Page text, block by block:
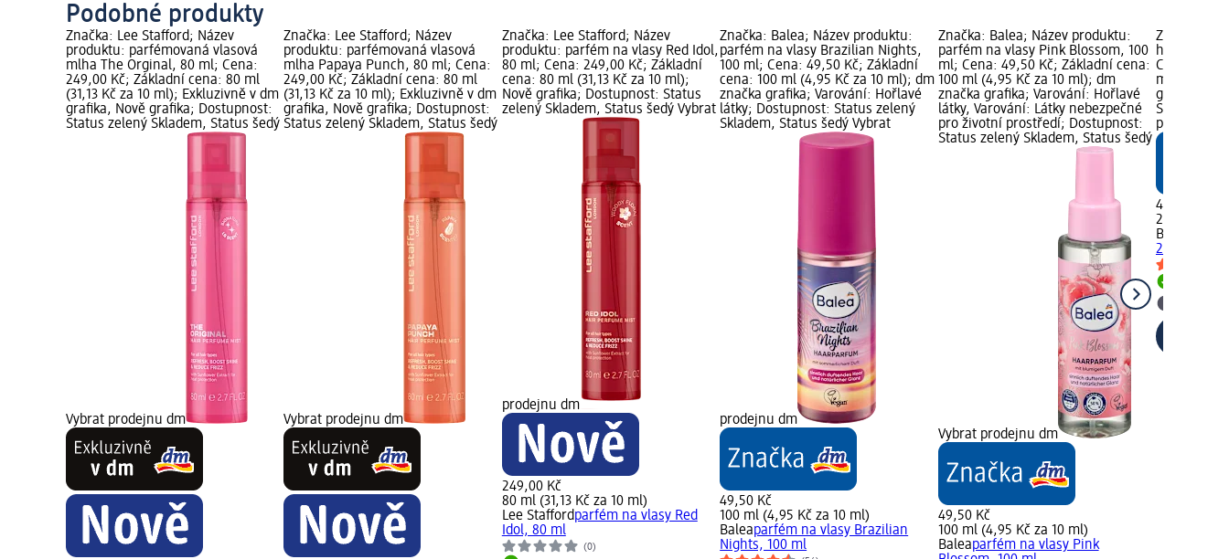
Podobné produkty
Značka: Lee Stafford; Název
produktu: parfémovaná vlasová
mlha The Orginal, 80 ml; Cena:
249,00 Kč; Základní cena: 80 ml
(31,13 Kč za 10 ml); Exkluzivně v dm
grafika, Nově grafika; Dostupnost:
Status zelený Skladem, Status šedý
Vybrat prodejnu dm
Značka: Lee Stafford; Název
produktu: parfémovaná vlasová
mlha Papaya Punch, 80 ml; Cena:
249,00 Kč; Základní cena: 80 ml
(31,13 Kč za 10 ml); Exkluzivně v dm
grafika, Nově grafika; Dostupnost:
Status zelený Skladem, Status šedý
Vybrat prodejnu dm
Značka: Lee Stafford; Název
produktu: parfém na vlasy Red Idol,
80 ml; Cena: 249,00 Kč; Základní
cena: 80 ml (31,13 Kč za 10 ml);
Nově grafika; Dostupnost: Status
zelený Skladem, Status šedý Vybrat
prodejnu dm
249,00 Kč
80 ml (31,13 Kč za 10 ml)
Lee Staffordparfém na vlasy Red
Idol, 80 ml
(0)
Značka: Balea; Název produktu:
parfém na vlasy Brazilian Nights,
100 ml; Cena: 49,50 Kč; Základní
cena: 100 ml (4,95 Kč za 10 ml); dm
značka grafika; Varování: Hořlavé
látky; Dostupnost: Status zelený
Skladem, Status šedý Vybrat
prodejnu dm
49,50 Kč
100 ml (4,95 Kč za 10 ml)
Baleaparfém na vlasy Brazilian
Nights, 100 ml
Značka: Balea; Název produktu:
parfém na vlasy Pink Blossom, 100
ml; Cena: 49,50 Kč; Základní cena:
100 ml (4,95 Kč za 10 ml); dm
značka grafika; Varování: Hořlavé
látky, Varování: Látky nebezpečné
pro životní prostředí; Dostupnost:
Status zelený Skladem, Status šedý
Vybrat prodejnu dm
49,50 Kč
100 ml (4,95 Kč za 10 ml)
Baleaparfém na vlasy Pink
Značka:
hydratační
Cena:
ml (22,75
grafika;
Skladem,
prodejnu
45,50 Kč
200 ml
Balea
200 ml